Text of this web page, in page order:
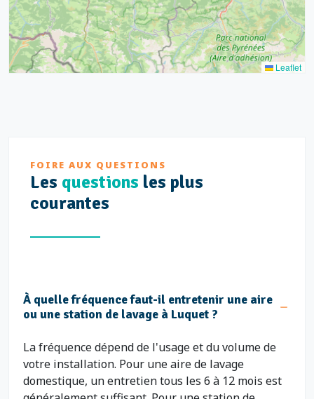
Leaflet
FOIRE AUX QUESTIONS
Les questions les plus
courantes
À quelle fréquence faut-il entretenir une aire
ou une station de lavage à Luquet ?
La fréquence dépend de l'usage et du volume de
votre installation. Pour une aire de lavage
domestique, un entretien tous les 6 à 12 mois est